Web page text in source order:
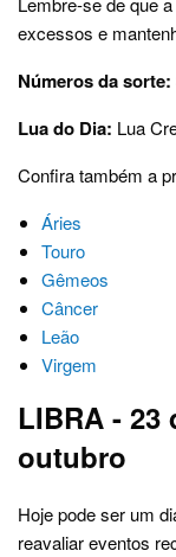
excessos e
Números da sorte:
Lua do Dia: Lua
Confira também a
Áries
Touro
Gêmeos
Câncer
Leão
Virgem
LIBRA - 23
outubro
Hoje pode ser um
reavaliar eventos